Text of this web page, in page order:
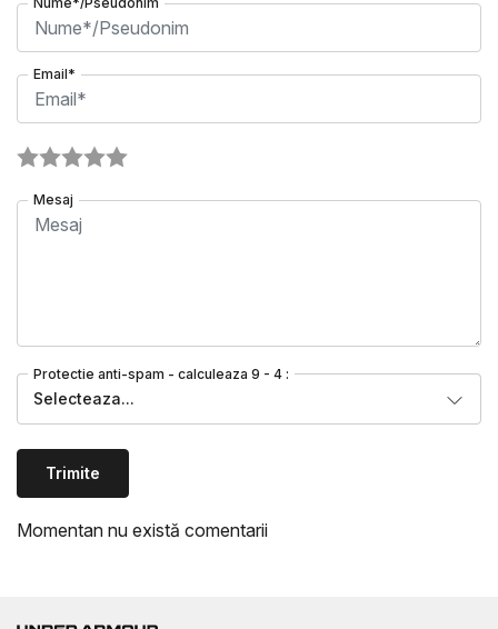
Email*
Mesaj
Protectie anti-spam - calculeaza 9 - 4 :
Selecteaza...
Trimite
Momentan nu există comentarii